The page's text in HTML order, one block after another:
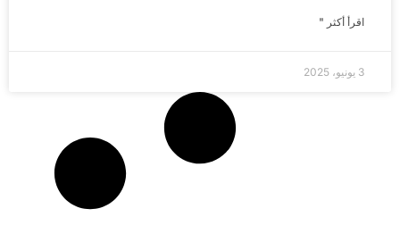
اقرأ أكثر "
3 يونيو، 2025